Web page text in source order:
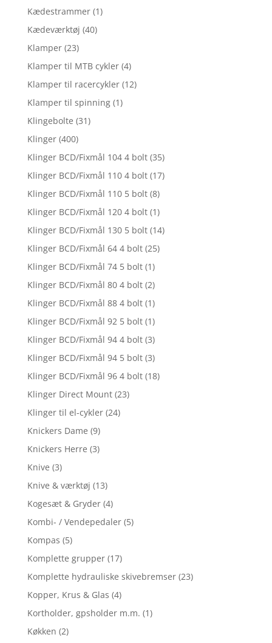
Kædestrammer (1)
Kædeværktøj (40)
Klamper (23)
Klamper til MTB cykler (4)
Klamper til racercykler (12)
Klamper til spinning (1)
Klingebolte (31)
Klinger (400)
Klinger BCD/Fixmål 104 4 bolt (35)
Klinger BCD/Fixmål 110 4 bolt (17)
Klinger BCD/Fixmål 110 5 bolt (8)
Klinger BCD/Fixmål 120 4 bolt (1)
Klinger BCD/Fixmål 130 5 bolt (14)
Klinger BCD/Fixmål 64 4 bolt (25)
Klinger BCD/Fixmål 74 5 bolt (1)
Klinger BCD/Fixmål 80 4 bolt (2)
Klinger BCD/Fixmål 88 4 bolt (1)
Klinger BCD/Fixmål 92 5 bolt (1)
Klinger BCD/Fixmål 94 4 bolt (3)
Klinger BCD/Fixmål 94 5 bolt (3)
Klinger BCD/Fixmål 96 4 bolt (18)
Klinger Direct Mount (23)
Klinger til el-cykler (24)
Knickers Dame (9)
Knickers Herre (3)
Knive (3)
Knive & værktøj (13)
Kogesæt & Gryder (4)
Kombi- / Vendepedaler (5)
Kompas (5)
Komplette grupper (17)
Komplette hydrauliske skivebremser (23)
Kopper, Krus & Glas (4)
Kortholder, gpsholder m.m. (1)
Køkken (2)